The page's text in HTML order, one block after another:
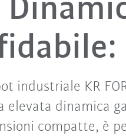
industriale KR
elevata dinamica
compatte, è